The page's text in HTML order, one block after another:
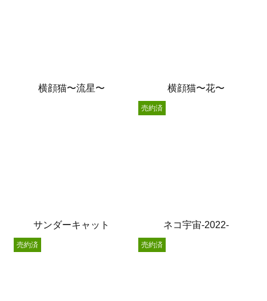
横顔猫〜流星〜 横顔猫〜花〜
サンダーキャット ネコ宇宙-2022-
売約済
売約済 売約済